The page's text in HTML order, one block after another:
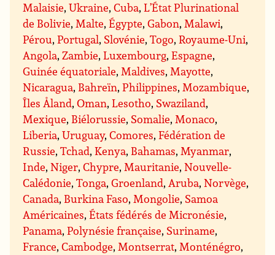
Malaisie,Ukraine,Cuba,L’État Plurinational
de Bolivie,Malte,Égypte,Gabon,Malawi,
Pérou,Portugal, Slovénie,Togo,Royaume-Uni,
Angola,Zambie,Luxembourg,Espagne,
Guinée équatoriale,Maldives,Mayotte,
Nicaragua, Bahreïn,Philippines,Mozambique,
Îles Åland,Oman,Lesotho, Swaziland,
Mexique, Biélorussie, Somalie,Monaco,
Liberia,Uruguay,Comores,Fédération de
Russie,Tchad,Kenya, Bahamas,Myanmar,
Inde,Niger,Chypre,Mauritanie,Nouvelle-
Calédonie,Tonga,Groenland,Aruba,Norvège,
Canada, Burkina Faso,Mongolie, Samoa
Américaines,États fédérés de Micronésie,
Panama,Polynésie française, Suriname,
France,Cambodge,Montserrat,Monténégro,